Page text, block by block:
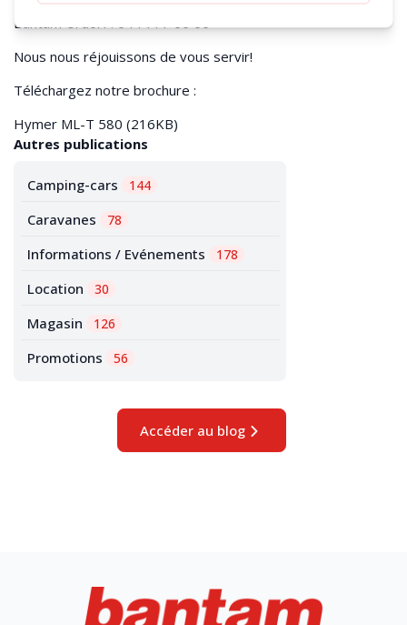
Bantam Urdorf : 044 777 00 00
Nous nous réjouissons de vous servir!
Téléchargez notre brochure :
Hymer ML-T 580 (216KB)
Autres publications
Camping-cars 144
Caravanes 78
Informations / Evénements 178
Location 30
Magasin 126
Promotions 56
Accéder au blog